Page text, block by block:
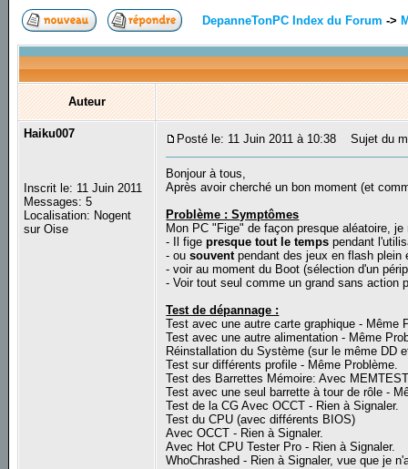
DepanneTonPC Index du Forum ->
Auteur
Haiku007
Inscrit le: 11 Juin 2011
Messages: 5
Localisation: Nogent
sur Oise
Posté le: 11 Juin 2011 à 10:38 Sujet du
Bonjour à tous,
Après avoir cherché un bon moment (et
Problème : Symptômes
Mon PC "Fige" de façon presque aléatoire, je
- Il figepresque tout le temps pendant
- ousouventpendant des jeux en flash plein
- voir au moment du Boot (sélection d'un
- Voir tout seul comme un grand sans action
Test de dépannage :
Test avec une autre carte graphique - Même
Test avec une autre alimentation - Même
Réinstallation du Système (sur le même DD
Test sur différents profile - Même Problème.
Test des Barrettes Mémoire: Avec
Test avec une seul barrette à tour de rôle -
Test de la CG Avec OCCT - Rien à Signaler.
Test du CPU (avec différents BIOS)
Avec OCCT - Rien à Signaler.
Avec Hot CPU Tester Pro - Rien à Signaler.
WhoChrashed - Rien à Signaler, vue que je